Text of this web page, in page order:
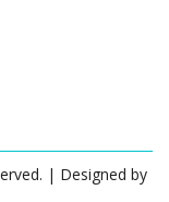
| Designed by